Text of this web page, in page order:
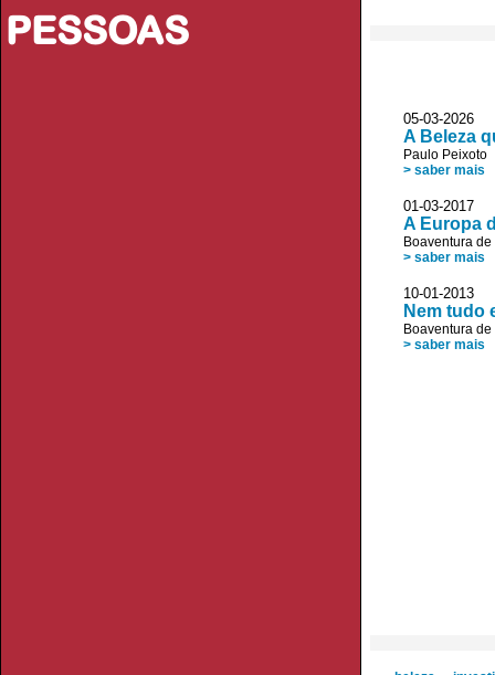
PESSOAS
05-03-2026
A Beleza
Paulo Peixoto
> saber mais
01-03-2017
A Europa
Boaventura
> saber mais
10-01-
Nem tudo
Boaventura
> saber mais